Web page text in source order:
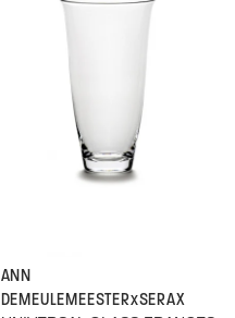
ANN
DEMEULEMEESTER×SERAX